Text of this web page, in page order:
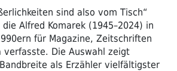
sind also vom Tisch“
Alfred Komarek (1945–2024) in
für Magazine, Zeitschriften
ver­fasste. Die Auswahl zeigt
als Erzähler vielfältigster